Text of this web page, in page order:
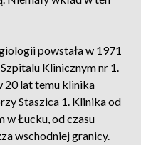
powstała w 1971
Klinicznym nr 1.
20 lat temu klinika
Staszica 1. Klinika od
w Łucku, od czasu
wschodniej granicy.